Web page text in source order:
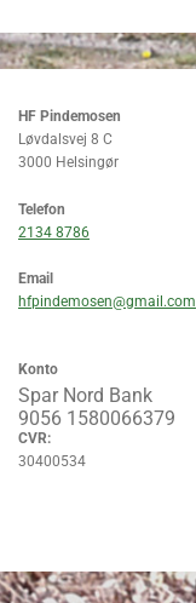
HF Pindemosen
Løvdalsvej 8 C
3000 Helsingør
Telefon
2134 8786
Email
hfpindemosen@gmail.com
Konto
Spar Nord Bank
9056 1580066379
CVR:
30400534